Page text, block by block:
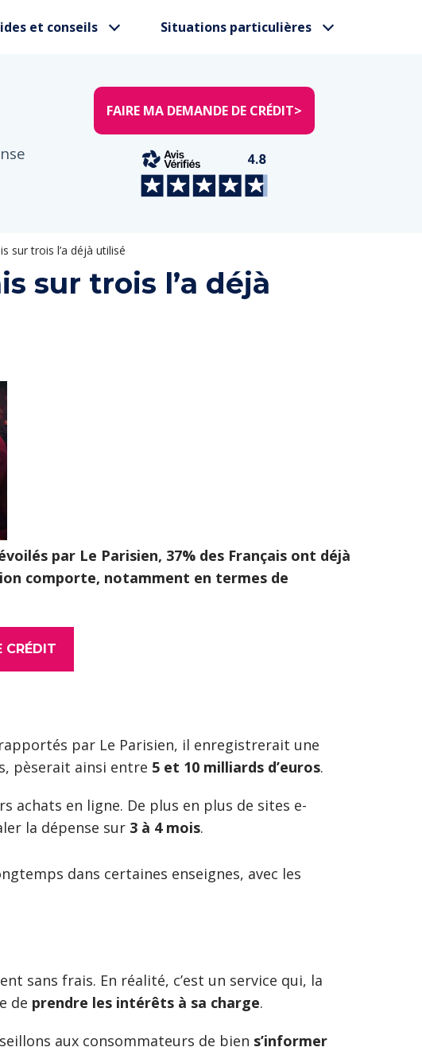
et conseils Situations particulières
FAIRE MA DEMANDE DE CRÉDIT>
sur trois l’a déjà utilisé
sur trois l’a déjà
par Le Parisien, 37% des Français ont déjà
comporte, notamment en termes de
CRÉDIT
par Le Parisien, il enregistrerait une
pèserait ainsi entre 5 et 10 milliards d’euros.
achats en ligne. De plus en plus de sites e-
la dépense sur 3 à 4 mois.
dans certaines enseignes, avec les
sans frais. En réalité, c’est un service qui, la
de prendre les intérêts à sa charge.
aux consommateurs de bien s’informer